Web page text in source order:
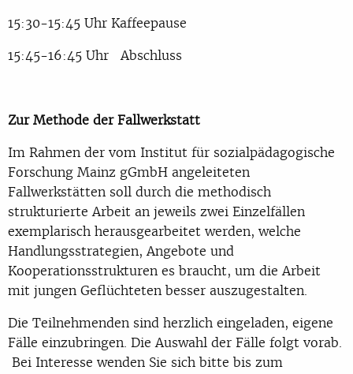
15:30-15:45 Uhr Kaffeepause
15:45-16:45 Uhr Abschluss
Zur Methode der Fallwerkstatt
Im Rahmen der vom Institut für sozialpädagogische
Forschung Mainz gGmbH angeleiteten
Fallwerkstätten soll durch die methodisch
strukturierte Arbeit an jeweils zwei Einzelfällen
exemplarisch herausgearbeitet werden, welche
Handlungsstrategien, Angebote und
Kooperationsstrukturen es braucht, um die Arbeit
mit jungen Geflüchteten besser auszugestalten.
Die Teilnehmenden sind herzlich eingeladen, eigene
Fälle einzubringen. Die Auswahl der Fälle folgt vorab.
Bei Interesse wenden Sie sich bitte bis zum